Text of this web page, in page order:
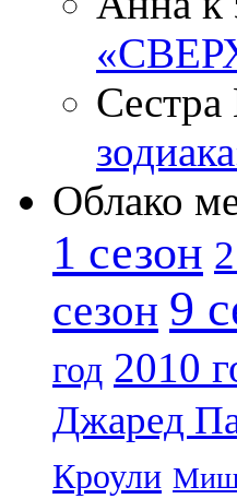
Облако
1 сезон
сезон 9
год 2010
Джаред
Кроули